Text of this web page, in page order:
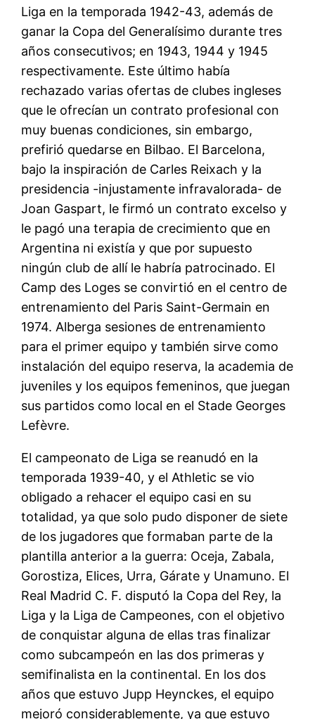
Liga en la temporada 1942-43, además de
ganar la Copa del Generalísimo durante tres
años consecutivos; en 1943, 1944 y 1945
respectivamente. Este último había
rechazado varias ofertas de clubes ingleses
que le ofrecían un contrato profesional con
muy buenas condiciones, sin embargo,
prefirió quedarse en Bilbao. El Barcelona,
bajo la inspiración de Carles Reixach y la
presidencia -injustamente infravalorada- de
Joan Gaspart, le firmó un contrato excelso y
le pagó una terapia de crecimiento que en
Argentina ni existía y que por supuesto
ningún club de allí le habría patrocinado. El
Camp des Loges se convirtió en el centro de
entrenamiento del Paris Saint-Germain en
1974. Alberga sesiones de entrenamiento
para el primer equipo y también sirve como
instalación del equipo reserva, la academia de
juveniles y los equipos femeninos, que juegan
sus partidos como local en el Stade Georges
Lefèvre.
El campeonato de Liga se reanudó en la
temporada 1939-40, y el Athletic se vio
obligado a rehacer el equipo casi en su
totalidad, ya que solo pudo disponer de siete
de los jugadores que formaban parte de la
plantilla anterior a la guerra: Oceja, Zabala,
Gorostiza, Elices, Urra, Gárate y Unamuno. El
Real Madrid C. F. disputó la Copa del Rey, la
Liga y la Liga de Campeones, con el objetivo
de conquistar alguna de ellas tras finalizar
como subcampeón en las dos primeras y
semifinalista en la continental. En los dos
años que estuvo Jupp Heynckes, el equipo
mejoró considerablemente, ya que estuvo